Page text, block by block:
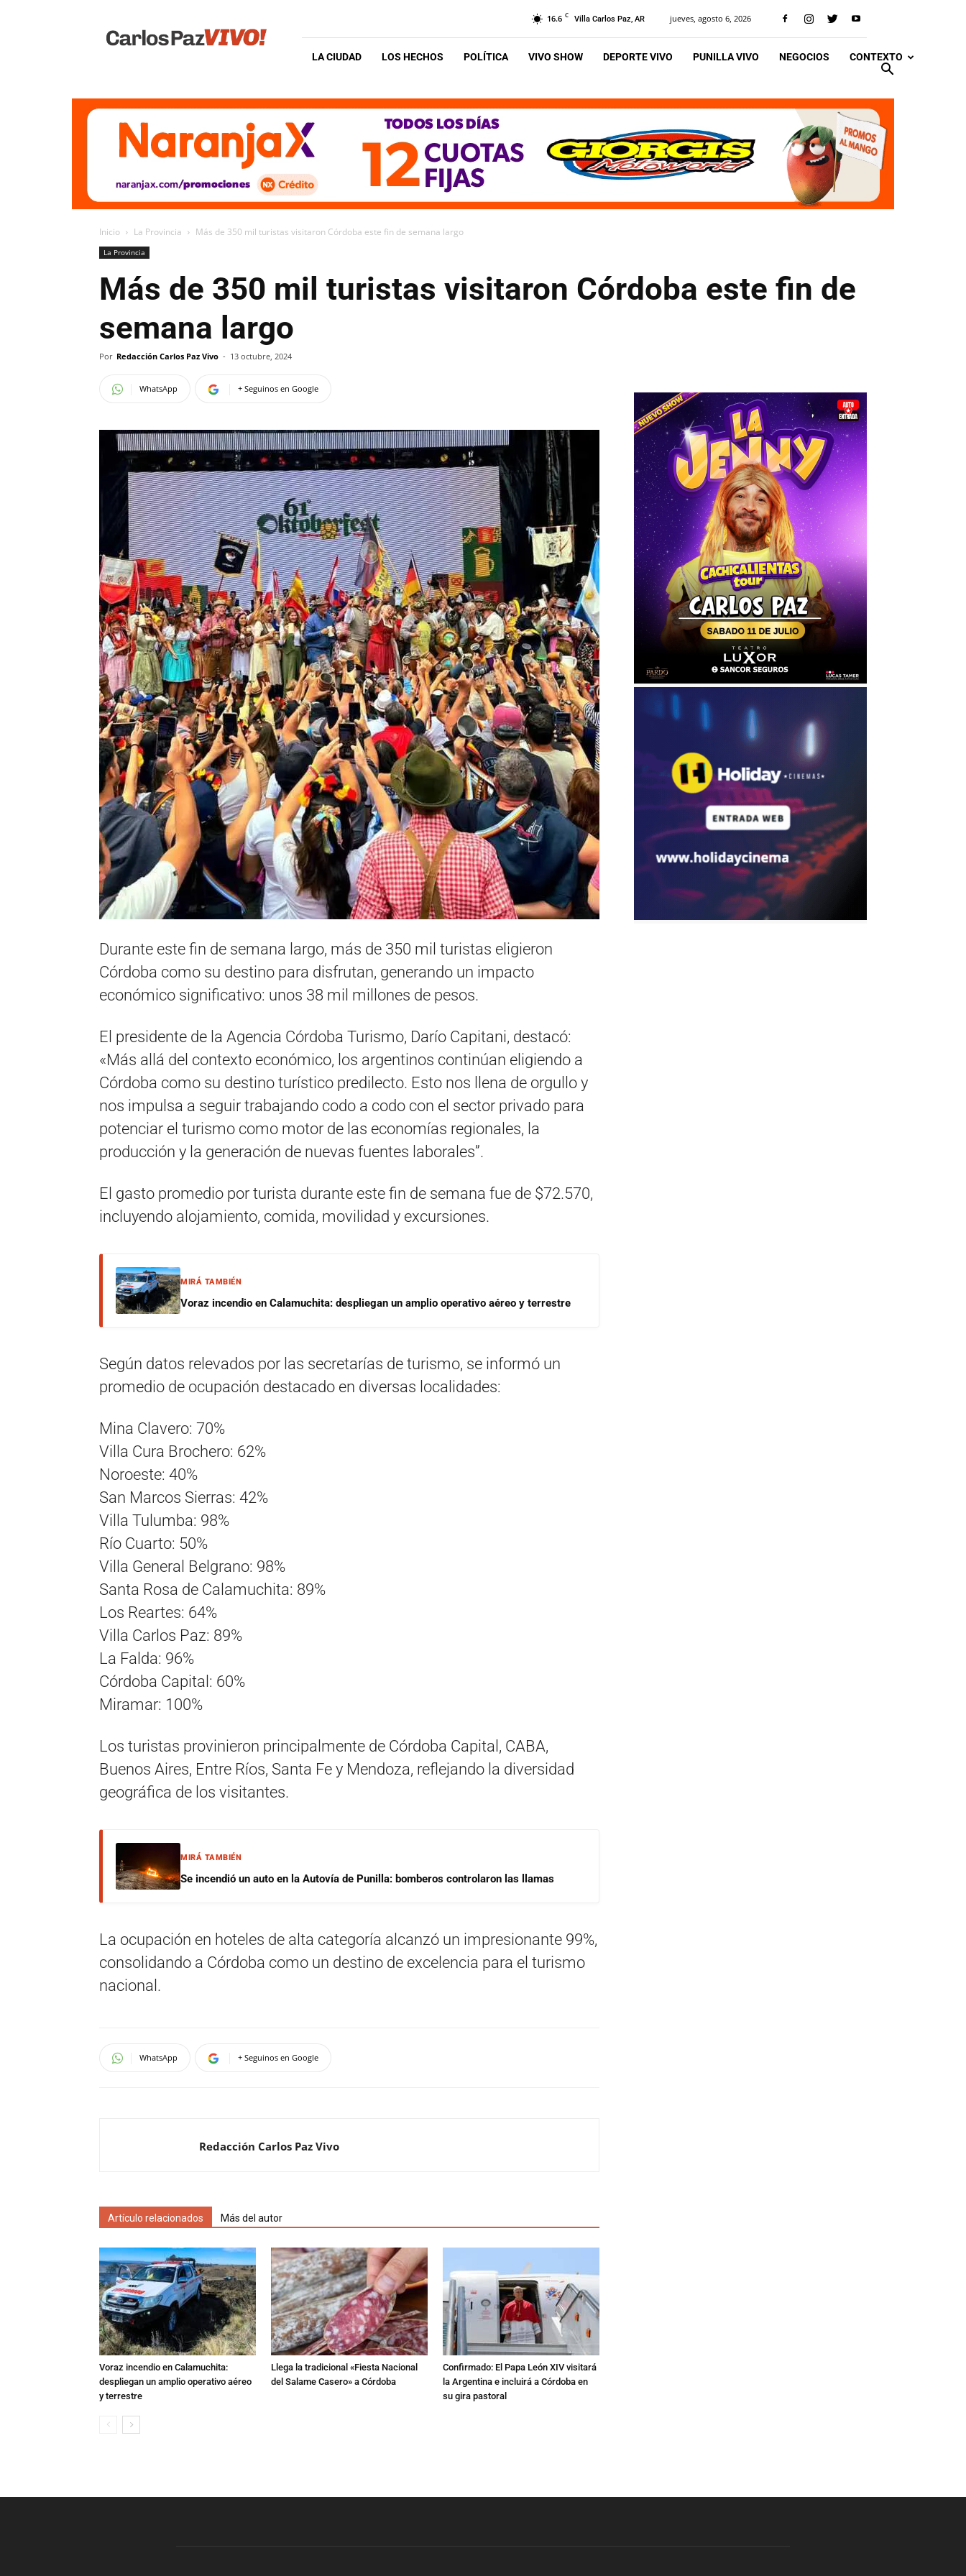
Vivo
16.6 C Villa Carlos Paz, AR jueves, agosto 6, 2026
LA CIUDAD LOS HECHOS POLÍTICA VIVO SHOW DEPORTE VIVO PUNILLA VIVO NEGOCIOS CONTEXTO
Inicio La Provincia Más de 350 mil turistas visitaron Córdoba este fin de semana largo
La Provincia
Más de 350 mil turistas visitaron Córdoba este fin de
semana largo
Por Redacción Carlos Paz Vivo - 13 octubre, 2024
WhatsApp + Seguinos en Google
Durante este fin de semana largo, más de 350 mil turistas eligieron
Córdoba como su destino para disfrutan, generando un impacto
económico significativo: unos 38 mil millones de pesos.
El presidente de la Agencia Córdoba Turismo, Darío Capitani, destacó:
«Más allá del contexto económico, los argentinos continúan eligiendo a
Córdoba como su destino turístico predilecto. Esto nos llena de orgullo y
nos impulsa a seguir trabajando codo a codo con el sector privado para
potenciar el turismo como motor de las economías regionales, la
producción y la generación de nuevas fuentes laborales”.
El gasto promedio por turista durante este fin de semana fue de $72.570,
incluyendo alojamiento, comida, movilidad y excursiones.
MIRÁ TAMBIÉN
Voraz incendio en Calamuchita: despliegan un amplio operativo aéreo y terrestre
Según datos relevados por las secretarías de turismo, se informó un
promedio de ocupación destacado en diversas localidades:
Mina Clavero: 70%
Villa Cura Brochero: 62%
Noroeste: 40%
San Marcos Sierras: 42%
Villa Tulumba: 98%
Río Cuarto: 50%
Villa General Belgrano: 98%
Santa Rosa de Calamuchita: 89%
Los Reartes: 64%
Villa Carlos Paz: 89%
La Falda: 96%
Córdoba Capital: 60%
Miramar: 100%
Los turistas provinieron principalmente de Córdoba Capital, CABA,
Buenos Aires, Entre Ríos, Santa Fe y Mendoza, reflejando la diversidad
geográfica de los visitantes.
MIRÁ TAMBIÉN
Se incendió un auto en la Autovía de Punilla: bomberos controlaron las llamas
La ocupación en hoteles de alta categoría alcanzó un impresionante 99%,
consolidando a Córdoba como un destino de excelencia para el turismo
nacional.
WhatsApp + Seguinos en Google
Redacción Carlos Paz Vivo
Artículo relacionados Más del autor
Voraz incendio en Calamuchita:
despliegan un amplio operativo aéreo
y terrestre
Llega la tradicional «Fiesta Nacional
del Salame Casero» a Córdoba
Confirmado: El Papa León XIV visitará
la Argentina e incluirá a Córdoba en
su gira pastoral